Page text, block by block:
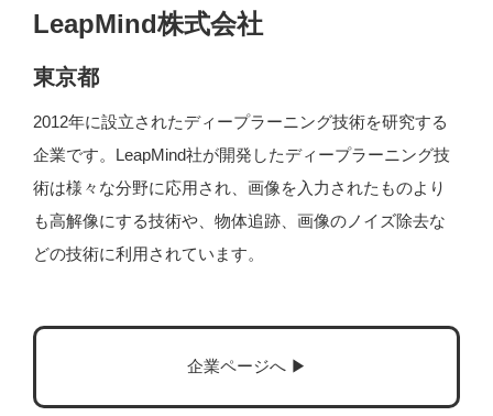
LeapMind株式会社
東京都
2012年に設立されたディープラーニング技術を研究する
企業です。LeapMind社が開発したディープラーニング技
術は様々な分野に応用され、画像を入力されたものより
も高解像にする技術や、物体追跡、画像のノイズ除去な
どの技術に利用されています。
企業ページへ ▶︎